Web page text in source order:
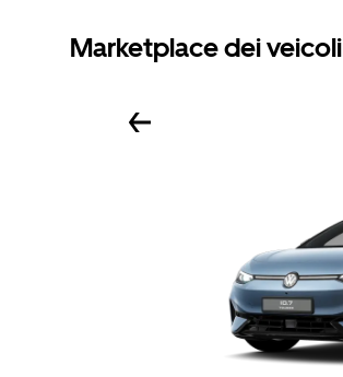
Marketplace dei veicoli